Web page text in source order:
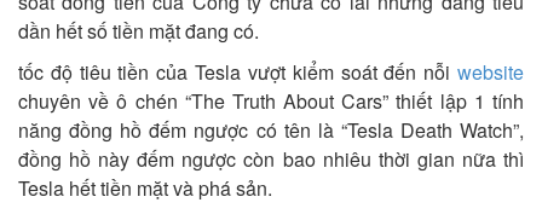
dần hết số tiền mặt đang có.
tốc độ tiêu tiền của Tesla vượt kiểm soát đến nỗi website
chuyên về ô chén “The Truth About Cars” thiết lập 1 tính
năng đồng hồ đếm ngược có tên là “Tesla Death Watch”,
đồng hồ này đếm ngược còn bao nhiêu thời gian nữa thì
Tesla hết tiền mặt và phá sản.